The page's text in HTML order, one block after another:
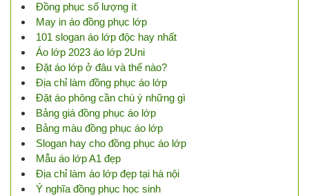
Đồng phục số lượng ít
May in áo đồng phục lớp
101 slogan áo lớp độc hay nhất
Áo lớp 2023 áo lớp 2Uni
Đặt áo lớp ở đâu và thế nào?
Địa chỉ làm đồng phục áo lớp
Đặt áo phông cần chú ý những gì
Bảng giá đồng phục áo lớp
Bảng màu đồng phục áo lớp
Slogan hay cho đồng phục áo lớp
Mẫu áo lớp A1 đẹp
Địa chỉ làm áo lớp đẹp tại hà nội
Ý nghĩa đồng phục học sinh